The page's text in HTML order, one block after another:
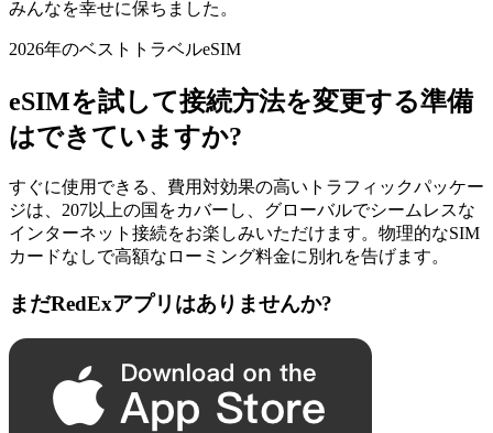
みんなを幸せに保ちました。
2026年のベストトラベルeSIM
eSIMを試して接続方法を変更する準備
はできていますか?
すぐに使用できる、費用対効果の高いトラフィックパッケー
ジは、207以上の国をカバーし、グローバルでシームレスな
インターネット接続をお楽しみいただけます。物理的なSIM
カードなしで高額なローミング料金に別れを告げます。
まだRedExアプリはありませんか?